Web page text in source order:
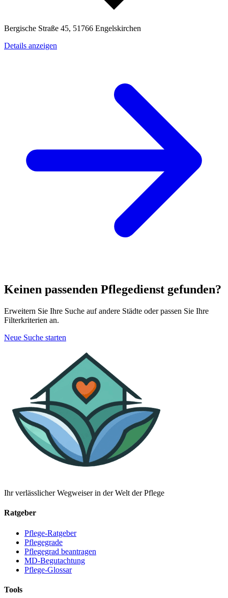
Bergische Straße 45, 51766 Engelskirchen
Details anzeigen
Keinen passenden Pflegedienst gefunden?
Erweitern Sie Ihre Suche auf andere Städte oder passen Sie Ihre
Filterkriterien an.
Neue Suche starten
Ihr verlässlicher Wegweiser in der Welt der Pflege
Ratgeber
Pflege-Ratgeber
Pflegegrade
Pflegegrad beantragen
MD-Begutachtung
Pflege-Glossar
Tools